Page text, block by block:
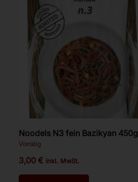
Noodels N3 fein Bazikyan 450g
Vorrätig
3,00 € inkl. MwSt.